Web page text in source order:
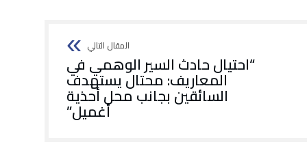
“احتيال حادث السير الوهمي في
المعاريف: محتال يستهدف
السائقين بجانب محل أحذية
أغميل”